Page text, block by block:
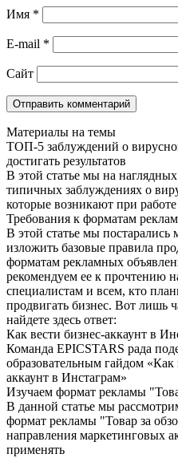
Имя *
E-mail *
Сайт
Материалы на темы
ТОП-5 заблуждений о
достигать результатов
В этой статье мы на
типичных заблуждениях о
которые возникают при
Требования к форматам
В этой статье мы постарались
изложить базовые правила
форматам рекламных
рекомендуем ее к прочтению
специалистам и всем, кто
продвигать бизнес. Вот лишь
найдете здесь ответ:
Как вести бизнес-аккаунт в
Команда EPICSTARS рада
образовательным гайдом
аккаунт в Инстаграм»
Изучаем формат рекламы
В данной статье мы
формат рекламы "Товар за
направления маркетинговых
применять